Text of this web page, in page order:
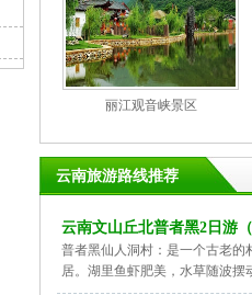
丽江观音峡景区
云南旅游路线推荐
云南文山丘北普者黑2日游
普者黑仙人洞村：是一个古老的
居。湖里鱼虾肥美，水草随波摆